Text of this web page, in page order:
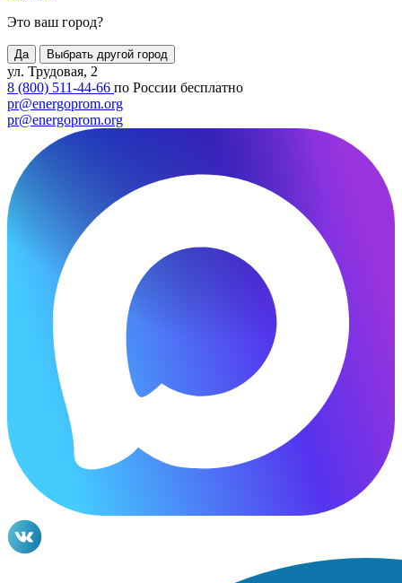
Это ваш город?
Да Выбрать другой город
ул. Трудовая, 2
8 (800) 511-44-66 по России бесплатно
pr@energoprom.org
pr@energoprom.org